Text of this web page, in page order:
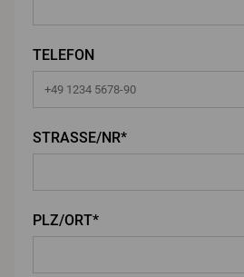
TELEFON
STRASSE/NR*
PLZ/ORT*